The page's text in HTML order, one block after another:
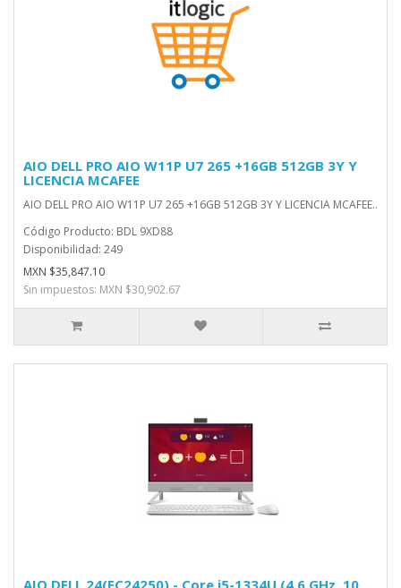
AIO DELL PRO AIO W11P U7 265 +16GB 512GB 3Y Y
LICENCIA MCAFEE
AIO DELL PRO AIO W11P U7 265 +16GB 512GB 3Y Y LICENCIA MCAFEE..
Código Producto: BDL 9XD88
Disponibilidad: 249
MXN $35,847.10
Sin impuestos: MXN $30,902.67
AIO DELL 24(EC24250) - Core i5-1334U (4.6 GHz, 10